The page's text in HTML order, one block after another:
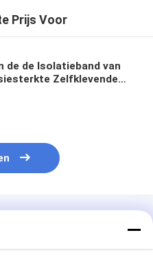
Prijs Voor
de de Isolatieband van
Zelfklevende